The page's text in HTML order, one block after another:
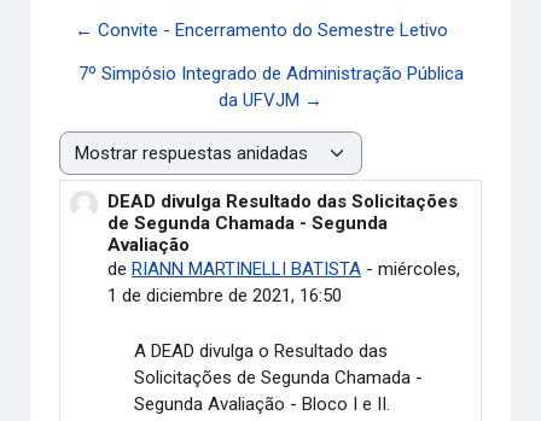
← Convite - Encerramento do Semestre Letivo
7º Simpósio Integrado de Administração Pública
da UFVJM →
Mostrar modo
DEAD divulga Resultado das Solicitações
de Segunda Chamada - Segunda
Avaliação
deRIANN MARTINELLI BATISTA -miércoles,
1 de diciembre de 2021, 16:50
Número de respuestas: 0
A DEAD divulga oResultado das
Solicitações de Segunda Chamada -
Segunda Avaliação - Bloco I e II.